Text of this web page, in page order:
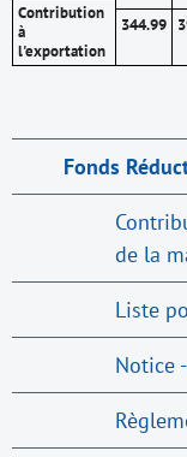
Contribution
à
l'exportation
344.99
Fonds
de la
Liste
Notice